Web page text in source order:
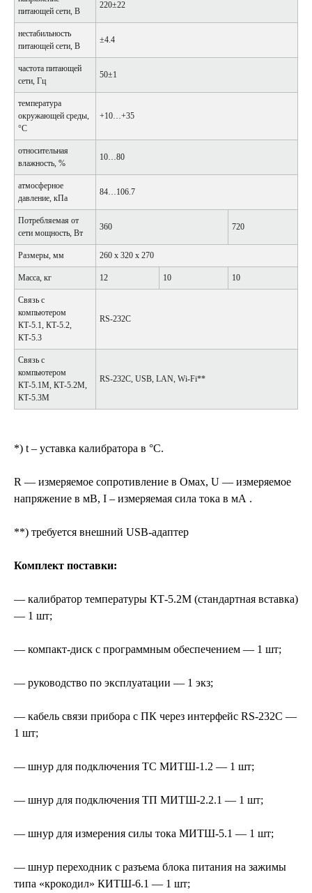
питающей сети, В
220±22
нестабильность
питающей сети, В
±4.4
частота питающей
сети, Гц
50±1
температура
окружающей среды,
°С
+10…+35
относительная
влажность, %
10…80
атмосферное
давление, кПа
84…106.7
Потребляемая от
сети мощность, Вт
360 720
Размеры, мм 260 x 320 x 270
Масса, кг 12 10 10
Связь с
компьютером
КТ-5.1, КТ-5.2,
КТ-5.3
RS-232C
Связь с
компьютером
КТ-5.1М, КТ-5.2М,
КТ-5.3М
RS-232C, USB, LAN, Wi-Fi**
*) t – уставка калибратора в °С.
R — измеряемое сопротивление в Омах, U — измеряемое
напряжение в мВ, I – измеряемая сила тока в мА .
**) требуется внешний USB-адаптер
Комплект поставки:
— калибратор температуры КТ-5.2М (стандартная вставка)
— 1 шт;
— компакт-диск с программным обеспечением — 1 шт;
— руководство по эксплуатации — 1 экз;
— кабель связи прибора с ПК через интерфейс RS-232С —
1 шт;
— шнур для подключения ТС МИТШ-1.2 — 1 шт;
— шнур для подключения ТП МИТШ-2.2.1 — 1 шт;
— шнур для измерения силы тока МИТШ-5.1 — 1 шт;
— шнур переходник с разъема блока питания на зажимы
типа «крокодил» КИТШ-6.1 — 1 шт;